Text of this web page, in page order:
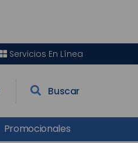
Servicios En Línea
Buscar
Promocionales